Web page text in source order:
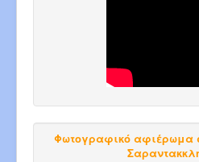
Φωτογραφικό αφιέρωμα